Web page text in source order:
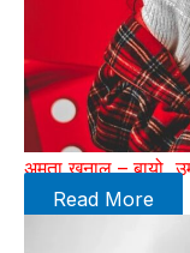
अमृता खनाल – बायो,
Read More